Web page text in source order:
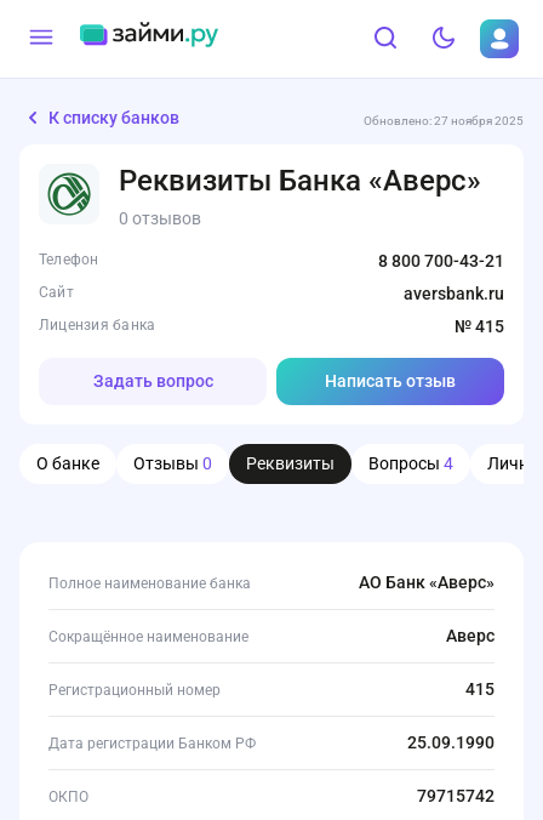
К списку банков Обновлено: 27 ноября 2025
Реквизиты Банка «Аверс»
0 отзывов
Телефон 8 800 700-43-21
Сайт aversbank.ru
Лицензия банка № 415
Задать вопрос Написать отзыв
О банке Отзывы 0 Реквизиты Вопросы 4
Полное наименование банка АО Банк «Аверс»
Сокращённое наименование Аверс
Регистрационный номер 415
Дата регистрации Банком РФ 25.09.1990
ОКПО 79715742